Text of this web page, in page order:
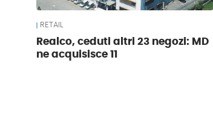
RETAIL
Realco, ceduti altri 23 negozi: MD
ne acquisisce 11